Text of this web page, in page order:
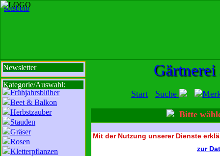
sbisbbib
Start Suche
Gärtnerei
Newsletter
Kategorie/Auswahl:
Frühjahrsblüher
Beet & Balkon
Herbstzauber
Stauden
Gräser
Rosen
Kletterpflanzen
Bitte
Mit der Nutzung unserer Dienste
zur